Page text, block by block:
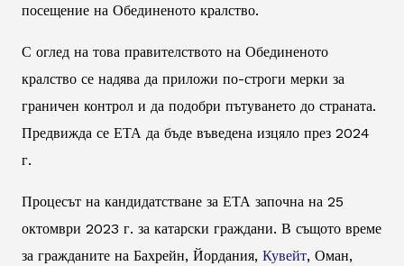
посещение на Обединеното кралство.
С оглед на това правителството на Обединеното
кралство се надява да приложи по-строги мерки за
граничен контрол и да подобри пътуването до страната.
Предвижда се ЕТА да бъде въведена изцяло през 2024
г.
Процесът на кандидатстване за ЕТА започна на 25
октомври 2023 г. за катарски граждани. В същото време
за гражданите на Бахрейн, Йордания, Кувейт, Оман,